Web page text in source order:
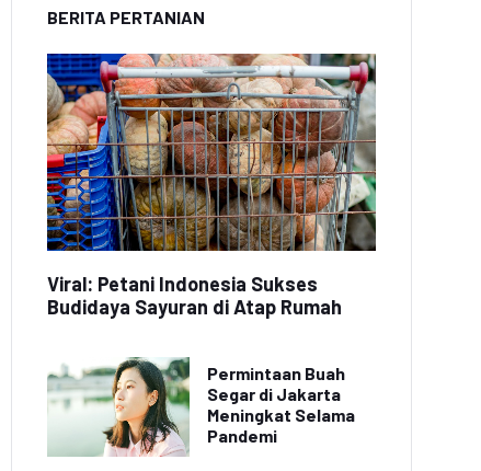
BERITA PERTANIAN
Viral: Petani Indonesia Sukses
Budidaya Sayuran di Atap Rumah
Permintaan Buah
Segar di Jakarta
Meningkat Selama
Pandemi